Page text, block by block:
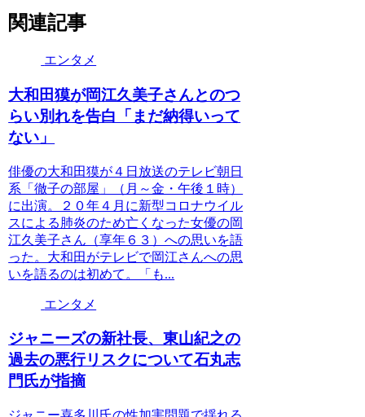
関連記事
エンタメ
大和田獏が岡江久美子さんとのつ
らい別れを告白「まだ納得いって
ない」
俳優の大和田獏が４日放送のテレビ朝日
系「徹子の部屋」（月～金・午後１時）
に出演。２０年４月に新型コロナウイル
スによる肺炎のため亡くなった女優の岡
江久美子さん（享年６３）への思いを語
った。大和田がテレビで岡江さんへの思
いを語るのは初めて。「も...
エンタメ
ジャニーズの新社長、東山紀之の
過去の悪行リスクについて石丸志
門氏が指摘